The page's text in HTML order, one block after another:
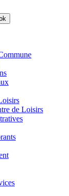
de Loisirs